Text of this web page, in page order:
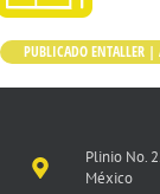
PUBLICADO ENTALLER |
Plinio No.
México